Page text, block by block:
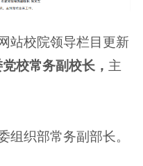
校院领导栏目更新
校常务副校长， 主
织部常务副部长。